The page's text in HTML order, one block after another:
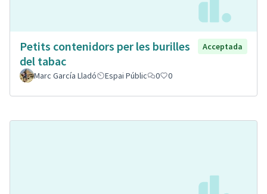
Petits contenidors per les burilles
del tabac
Acceptada
Marc García Lladó Espai Públic 0 0